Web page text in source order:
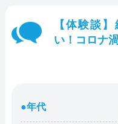
【体験談
い！コロナ
●年代